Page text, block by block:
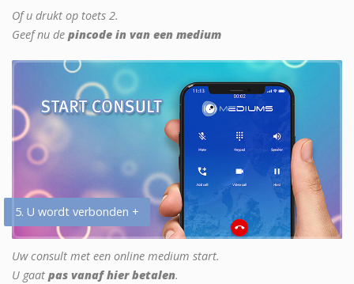
Of u drukt op toets 2.
Geef nu de pincode in van een medium
5. U wordt verbonden +
Uw consult met een online medium start.
U gaat pas vanaf hier betalen.